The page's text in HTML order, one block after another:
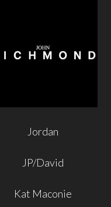
Jordan
JP/David
Kat Maconie